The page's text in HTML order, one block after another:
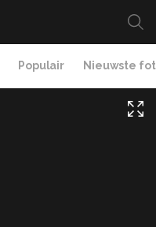
Populair Nieuwste